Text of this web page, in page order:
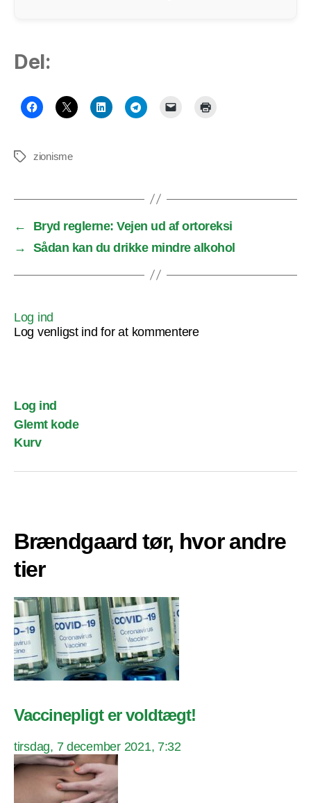
Del:
Tagszionisme
←
Bryd reglerne: Vejen ud af ortoreksi
→
Sådan kan du drikke mindre alkohol
Log ind
Log venligst ind for at kommentere
Log ind
Glemt kode
Kurv
Brændgaard tør, hvor andre
tier
Vaccinepligt er voldtægt!
tirsdag, 7 december 2021, 7:32